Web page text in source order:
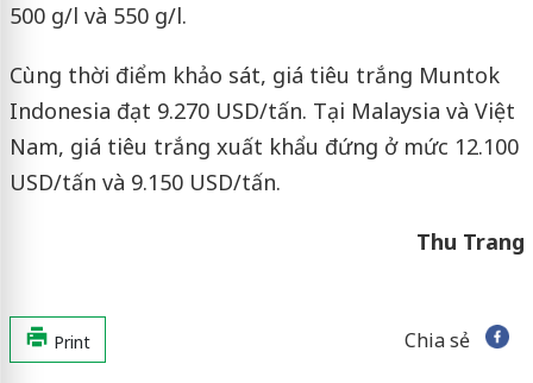
500 g/l và 550 g/l.
Cùng thời điểm khảo sát, giá tiêu trắng Muntok
Indonesia đạt 9.270 USD/tấn. Tại Malaysia và Việt
Nam, giá tiêu trắng xuất khẩu đứng ở mức 12.100
USD/tấn và 9.150 USD/tấn.
Thu Trang
Print Chia sẻ